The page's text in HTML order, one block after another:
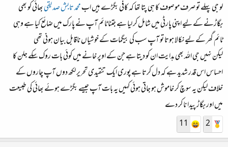
لو جی پہلے تو صرف موصوف کا ہی پتا تھا کہ کافی بگڑے ہیں ابمحمد تابش صدیقیبھائی کو بھی
بگاڑنے کے لیے اپنی پارٹی میں شامل کر لیا ہے جتنا ٹائم آپ نے پارک میں ضائع کیا ہے وہی
ٹائم گھر کے لیے نکالا ہوتا تو آپ سب کی بیگمات کے خوشیاں ناقابل بیان ہونی تھی
لیکن نہیں جی اللہ بھی ہدایت ان کو دیتا ہے جن کے اوپر خانے میں کوئی بات روک سکے جلن کا
احساس اس قدر شدید ہے کہ دل کرتا ہے پوری ایک تنقیدی تحریر لکھ دوں آپ چاروں کے
خلاف لیکن یہ سوچ کر خاموش ہو جاتی ہوئی کہیں یہ بات آپ جیسے بگڑے ہوئے بھائی کی طبیعت
میں اور بگاڑ پیدا نا کر دے
2
11